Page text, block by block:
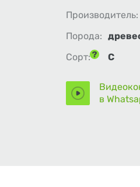
Производитель:
Порода:
Сорт:
С
в